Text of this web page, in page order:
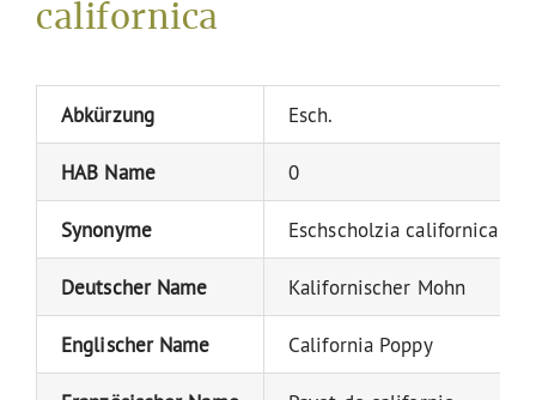
californica
Abkürzung Esch.
HAB Name 0
Synonyme Eschscholzia californica
Deutscher Name Kalifornischer Mohn
Englischer Name California Poppy